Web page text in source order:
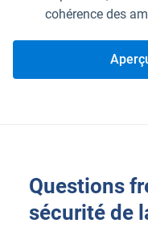
cohérence des
Questions
sécurité de